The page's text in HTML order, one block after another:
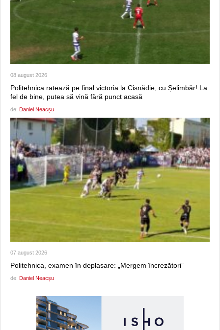
08 august 2026
Politehnica ratează pe final victoria la Cisnădie, cu Șelimbăr! La
fel de bine, putea să vină fără punct acasă
de: Daniel Neacșu
07 august 2026
Politehnica, examen în deplasare: „Mergem încrezători”
de: Daniel Neacșu